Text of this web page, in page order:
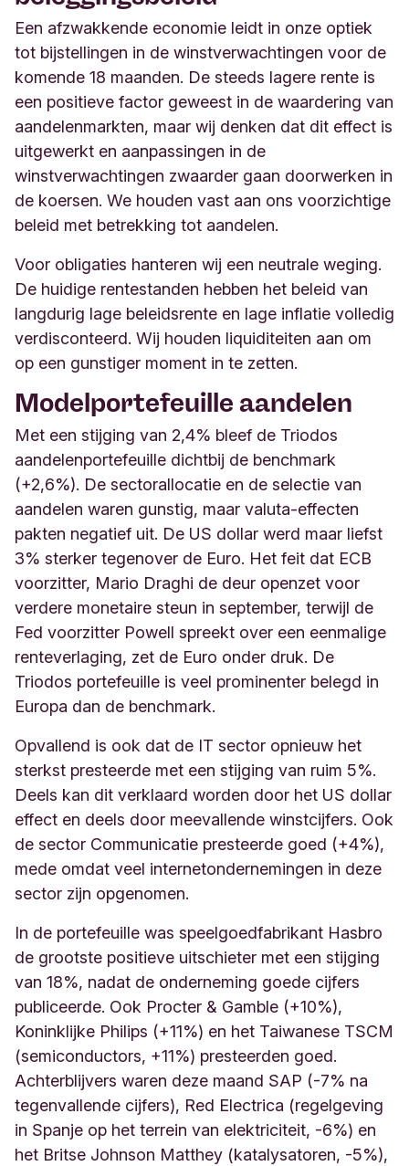
Een afzwakkende economie leidt in onze optiek
tot bijstellingen in de winstverwachtingen voor de
komende 18 maanden. De steeds lagere rente is
een positieve factor geweest in de waardering van
aandelenmarkten, maar wij denken dat dit effect is
uitgewerkt en aanpassingen in de
winstverwachtingen zwaarder gaan doorwerken in
de koersen. We houden vast aan ons voorzichtige
beleid met betrekking tot aandelen.
Voor obligaties hanteren wij een neutrale weging.
De huidige rentestanden hebben het beleid van
langdurig lage beleidsrente en lage inflatie volledig
verdisconteerd. Wij houden liquiditeiten aan om
op een gunstiger moment in te zetten.
Modelportefeuille aandelen
Met een stijging van 2,4% bleef de Triodos
aandelenportefeuille dichtbij de benchmark
(+2,6%). De sectorallocatie en de selectie van
aandelen waren gunstig, maar valuta-effecten
pakten negatief uit. De US dollar werd maar liefst
3% sterker tegenover de Euro. Het feit dat ECB
voorzitter, Mario Draghi de deur openzet voor
verdere monetaire steun in september, terwijl de
Fed voorzitter Powell spreekt over een eenmalige
renteverlaging, zet de Euro onder druk. De
Triodos portefeuille is veel prominenter belegd in
Europa dan de benchmark.
Opvallend is ook dat de IT sector opnieuw het
sterkst presteerde met een stijging van ruim 5%.
Deels kan dit verklaard worden door het US dollar
effect en deels door meevallende winstcijfers. Ook
de sector Communicatie presteerde goed (+4%),
mede omdat veel internetondernemingen in deze
sector zijn opgenomen.
In de portefeuille was speelgoedfabrikant Hasbro
de grootste positieve uitschieter met een stijging
van 18%, nadat de onderneming goede cijfers
publiceerde. Ook Procter & Gamble (+10%),
Koninklijke Philips (+11%) en het Taiwanese TSCM
(semiconductors, +11%) presteerden goed.
Achterblijvers waren deze maand SAP (-7% na
tegenvallende cijfers), Red Electrica (regelgeving
in Spanje op het terrein van elektriciteit, -6%) en
het Britse Johnson Matthey (katalysatoren, -5%),